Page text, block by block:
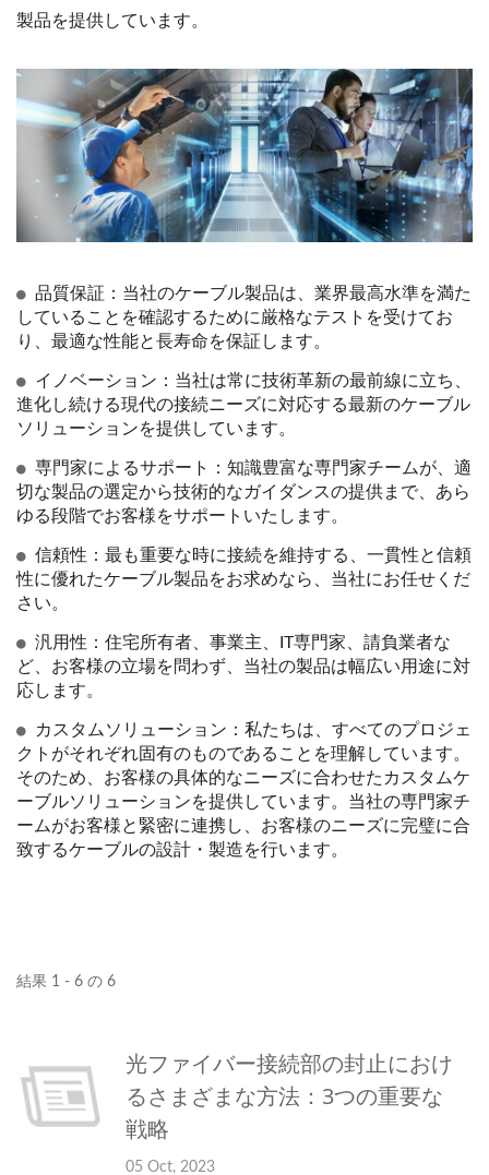
製品を提供しています。
品質保証：当社のケーブル製品は、業界最高水準を満た
していることを確認するために厳格なテストを受けてお
り、最適な性能と長寿命を保証します。
イノベーション：当社は常に技術革新の最前線に立ち、
進化し続ける現代の接続ニーズに対応する最新のケーブル
ソリューションを提供しています。
専門家によるサポート：知識豊富な専門家チームが、適
切な製品の選定から技術的なガイダンスの提供まで、あら
ゆる段階でお客様をサポ​​ートいたします。
信頼性：最も重要な時に接続を維持する、一貫性と信頼
性に優れたケーブル製品をお求めなら、当社にお任せくだ
さい。
汎用性：住宅所有者、事業主、IT専門家、請負業者な
ど、お客様の立場を問わず、当社の製品は幅広い用途に対
応します。
カスタムソリューション：私たちは、すべてのプロジェ
クトがそれぞれ固有のものであることを理解しています。
そのため、お客様の具体的なニーズに合わせたカスタムケ
ーブルソリューションを提供しています。当社の専門家チ
ームがお客様と緊密に連携し、お客様のニーズに完璧に合
致するケーブルの設計・製造を行います。
結果 1 - 6 の 6
光ファイバー接続部の封止におけ
るさまざまな方法：3つの重要な
戦略
05 Oct, 2023